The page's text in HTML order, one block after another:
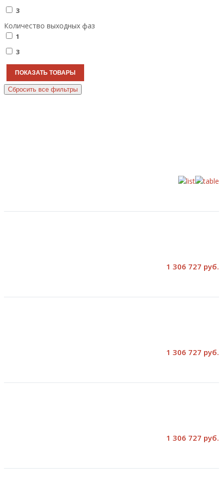
3
Количество выходных фаз
1
3
1 306 727 руб.
1 306 727 руб.
1 306 727 руб.